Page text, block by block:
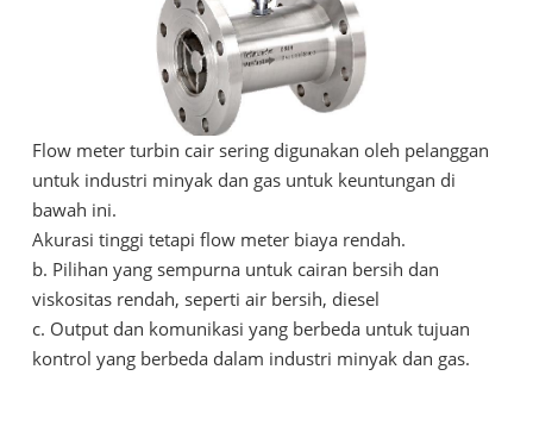
Flow meter turbin cair sering digunakan oleh pelanggan
untuk industri minyak dan gas untuk keuntungan di
bawah ini.
Akurasi tinggi tetapi flow meter biaya rendah.
b. Pilihan yang sempurna untuk cairan bersih dan
viskositas rendah, seperti air bersih, diesel
c. Output dan komunikasi yang berbeda untuk tujuan
kontrol yang berbeda dalam industri minyak dan gas.